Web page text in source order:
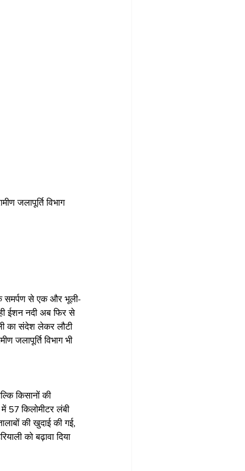
जलापूर्ति विभाग
समर्पण से एक और भूली-
ईशन नदी अब फिर से
का संदेश लेकर लौटी
जलापूर्ति विभाग भी
किसानों की
57 किलोमीटर लंबी
की खुदाई की गई,
को बढ़ावा दिया